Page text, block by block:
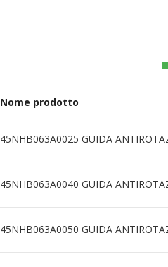
Nome prodotto
45NHB063A0025 GUIDA
45NHB063A0040 GUIDA
45NHB063A0050 GUIDA